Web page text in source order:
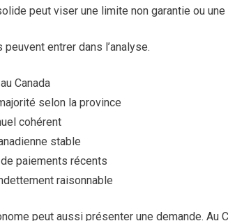
peut viser une limite non garantie ou
entrer dans l’analyse.
Canada
selon la province
cohérent
stable
paiements récents
raisonnable
peut aussi présenter une demande. Au